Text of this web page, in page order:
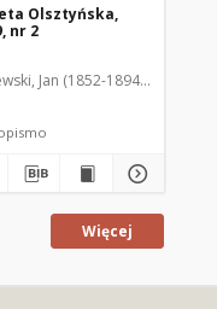
Olsztyńska,
nr 2
Jan (1852-1894). Red.
Więcej